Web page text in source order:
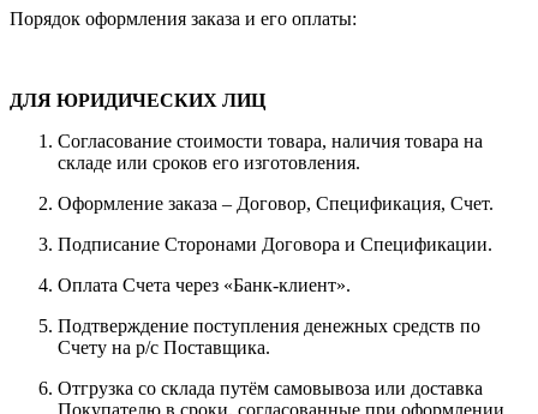
Порядок оформления заказа и его оплаты:
ДЛЯ ЮРИДИЧЕСКИХ ЛИЦ
Согласование стоимости товара, наличия товара на
складе или сроков его изготовления.
Оформление заказа – Договор, Спецификация, Счет.
Подписание Сторонами Договора и Спецификации.
Оплата Счета через «Банк-клиент».
Подтверждение поступления денежных средств по
Счету на р/с Поставщика.
Отгрузка со склада путём самовывоза или доставка
Покупателю в сроки, согласованные при оформлении